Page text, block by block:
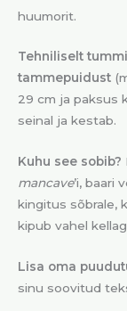
huumorit.
Tehniliselt
tammepuidust
29 cm ja paksus
seinal ja kestab.
Kuhu see sobib?
mancave’i, baari
kingitus sõbrale,
kipub vahel
Lisa oma
sinu soovitud